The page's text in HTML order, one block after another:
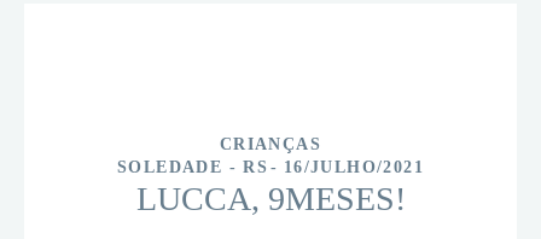
CRIANÇAS
SOLEDADE - RS
16/JULHO/2021
LUCCA, 9MESES!